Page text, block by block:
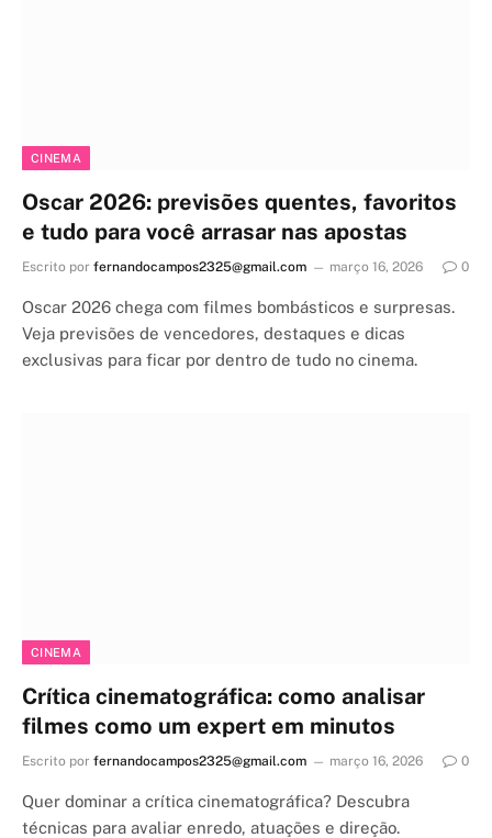
CINEMA
Oscar 2026: previsões quentes, favoritos
e tudo para você arrasar nas apostas
Escrito por fernandocampos2325@gmail.com março 16, 2026 0
Oscar 2026 chega com filmes bombásticos e surpresas.
Veja previsões de vencedores, destaques e dicas
exclusivas para ficar por dentro de tudo no cinema.
CINEMA
Crítica cinematográfica: como analisar
filmes como um expert em minutos
Escrito por fernandocampos2325@gmail.com março 16, 2026 0
Quer dominar a crítica cinematográfica? Descubra
técnicas para avaliar enredo, atuações e direção.